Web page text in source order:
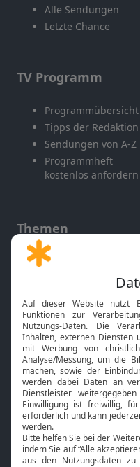
Alle Sendungen
Letzte Chance
TV Programm
Programmübersicht
Tipps der Redaktion
Sendungen von A-Z
Programmheft
kostenlos anfordern
Themen
Gott und Bibel erklärt
Neuigkeiten
Bibel TV
Über uns
Jobs